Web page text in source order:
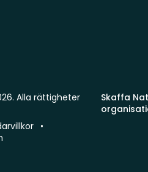
Skaffa
Alla rättigheter